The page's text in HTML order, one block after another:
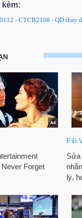
kèm:
- CTCB2108 - QD thay
CTCB2108: